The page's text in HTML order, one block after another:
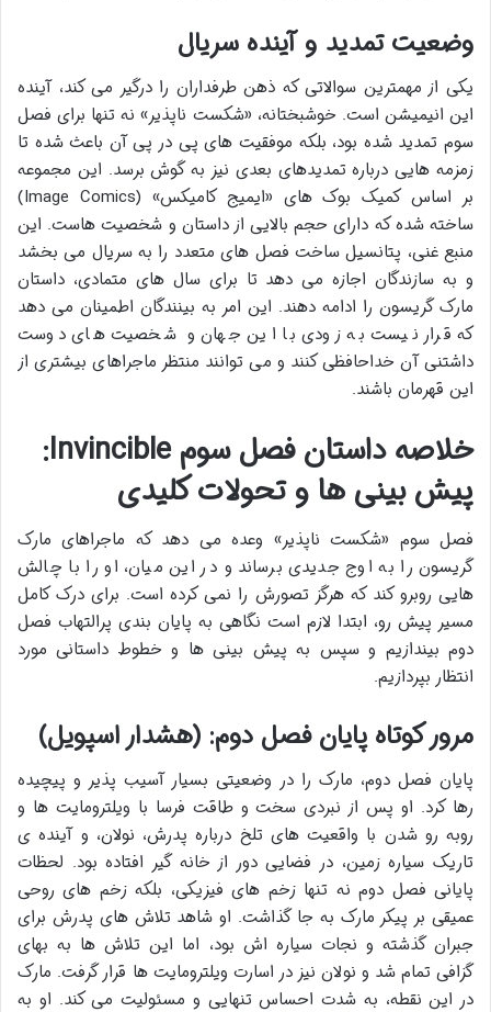
وضعیت تمدید و آینده سریال
یکی از مهمترین سوالاتی که ذهن طرفداران را درگیر می کند، آینده
این انیمیشن است. خوشبختانه، «شکست ناپذیر» نه تنها برای فصل
سوم تمدید شده بود، بلکه موفقیت های پی در پی آن باعث شده تا
زمزمه هایی درباره تمدیدهای بعدی نیز به گوش برسد. این مجموعه
بر اساس کمیک بوک های «ایمیج کامیکس» (Image Comics)
ساخته شده که دارای حجم بالایی از داستان و شخصیت هاست. این
منبع غنی، پتانسیل ساخت فصل های متعدد را به سریال می بخشد
و به سازندگان اجازه می دهد تا برای سال های متمادی، داستان
مارک گریسون را ادامه دهند. این امر به بینندگان اطمینان می دهد
که قرار نیست به زودی با این جهان و شخصیت های دوست
داشتنی آن خداحافظی کنند و می توانند منتظر ماجراهای بیشتری از
این قهرمان باشند.
خلاصه داستان فصل سوم Invincible:
پیش بینی ها و تحولات کلیدی
فصل سوم «شکست ناپذیر» وعده می دهد که ماجراهای مارک
گریسون را به اوج جدیدی برساند و در این میان، او را با چالش
هایی روبرو کند که هرگز تصورش را نمی کرده است. برای درک کامل
مسیر پیش رو، ابتدا لازم است نگاهی به پایان بندی پرالتهاب فصل
دوم بیندازیم و سپس به پیش بینی ها و خطوط داستانی مورد
انتظار بپردازیم.
مرور کوتاه پایان فصل دوم: (هشدار اسپویل)
پایان فصل دوم، مارک را در وضعیتی بسیار آسیب پذیر و پیچیده
رها کرد. او پس از نبردی سخت و طاقت فرسا با ویلترومایت ها و
روبه رو شدن با واقعیت های تلخ درباره پدرش، نولان، و آینده ی
تاریک سیاره زمین، در فضایی دور از خانه گیر افتاده بود. لحظات
پایانی فصل دوم نه تنها زخم های فیزیکی، بلکه زخم های روحی
عمیقی بر پیکر مارک به جا گذاشت. او شاهد تلاش های پدرش برای
جبران گذشته و نجات سیاره اش بود، اما این تلاش ها به بهای
گزافی تمام شد و نولان نیز در اسارت ویلترومایت ها قرار گرفت. مارک
در این نقطه، به شدت احساس تنهایی و مسئولیت می کند. او به